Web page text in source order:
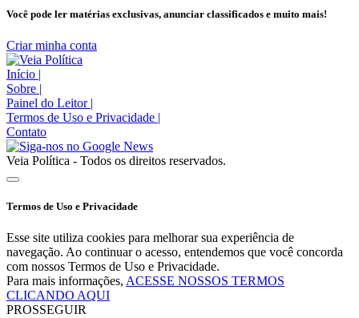
Você pode ler matérias exclusivas, anunciar classificados e muito mais!
Criar minha conta
Início |
Sobre |
Painel do Leitor |
Termos de Uso e Privacidade |
Contato
Veia Política - Todos os direitos reservados.
Termos de Uso e Privacidade
Esse site utiliza cookies para melhorar sua experiência de
navegação. Ao continuar o acesso, entendemos que você concorda
com nossos Termos de Uso e Privacidade.
Para mais informações, ACESSE NOSSOS TERMOS
CLICANDO AQUI
PROSSEGUIR